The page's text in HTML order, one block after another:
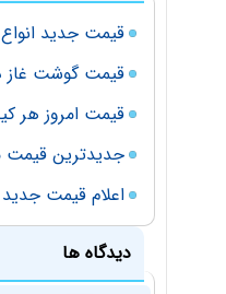
قیمت جدید
قیمت گوشت غاز
قیمت امروز هر کیلوگرم
جدیدترین قیمت
اعلام قیمت جدید دام
دیدگاه ها